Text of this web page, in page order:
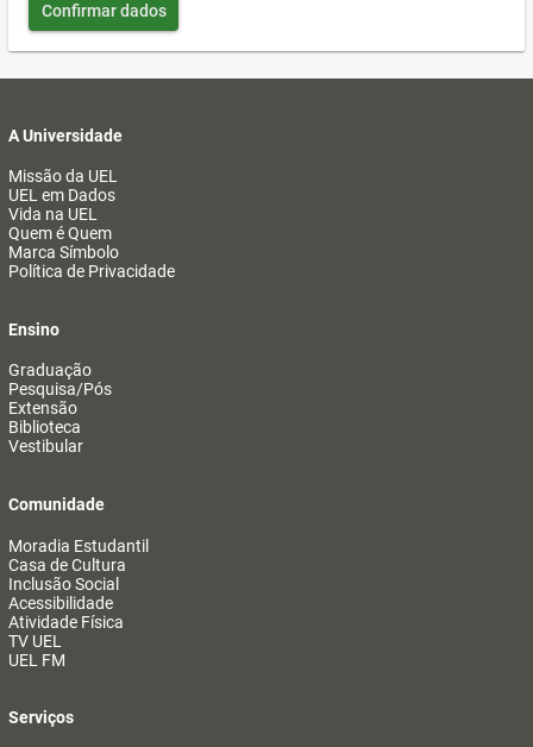
Confirmar dados
A Universidade
Missão da UEL
UEL em Dados
Vida na UEL
Quem é Quem
Marca Símbolo
Política de Privacidade
Ensino
Graduação
Pesquisa/Pós
Extensão
Biblioteca
Vestibular
Comunidade
Moradia Estudantil
Casa de Cultura
Inclusão Social
Acessibilidade
Atividade Física
TV UEL
UEL FM
Serviços